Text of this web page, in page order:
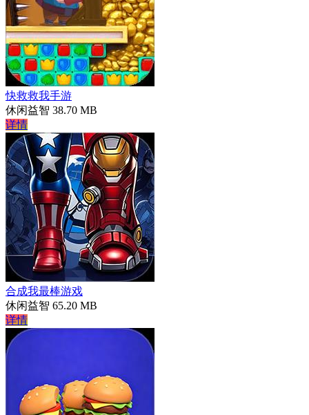
快救救我手游
休闲益智 38.70 MB
详情
合成我最棒游戏
休闲益智 65.20 MB
详情